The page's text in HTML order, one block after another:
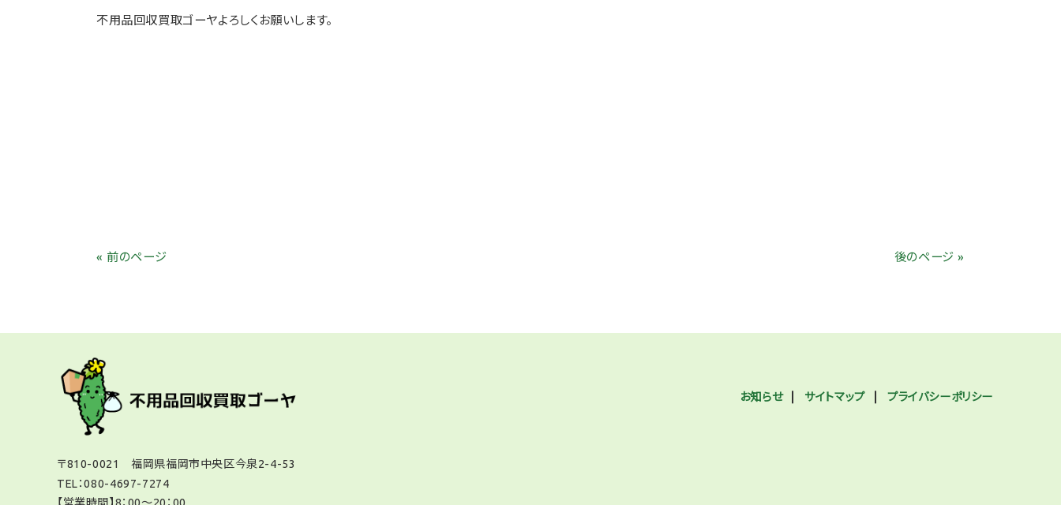
不用品回収買取ゴーヤよろしくお願いします。
« 前のページ 後のページ »
お知らせ サイトマップ プライバシーポリシー
〒810-0021 福岡県福岡市中央区今泉2-4-53
TEL：080-4697-7274